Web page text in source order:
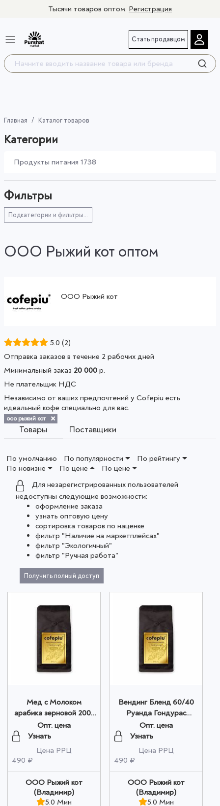
Тысячи товаров оптом. Регистрация
Стать продавцом
Главная Каталог товаров
Категории
Продукты питания 1738
Фильтры
Подкатегории и фильтры...
ООО Рыжий кот оптом
ООО Рыжий кот
5.0 (2)
Отправка заказов в течение 2 рабочих дней
Минимальный заказ 20 000 р.
Не плательщик НДС
Независимо от ваших предпочтений у Cofepiu есть
идеальный кофе специально для вас.
ооо рыжий кот
Товары Поставщики
По умолчанию По популярности
По рейтингу
По новизне
По цене
По цене
Для незарегистрированных пользователей
недоступны следующие возможности:
оформление заказа
узнать оптовую цену
сортировка товаров по наценке
фильтр "Наличие на маркетплейсах"
фильтр "Экологичный"
фильтр "Ручная работа"
Получить полный доступ
Мед с Молоком
арабика зерновой 200г
оптом
Опт. цена
Узнать
Цена РРЦ
490 ₽
ООО Рыжий кот
(Владимир)
5.0 Мин
Вендинг Бленд 60/40
Руанда Гондурас
зерновой 200г оптом
Опт. цена
Узнать
Цена РРЦ
490 ₽
ООО Рыжий кот
(Владимир)
5.0 Мин